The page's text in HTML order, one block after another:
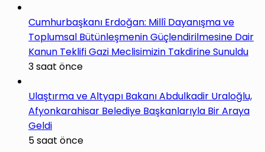
Cumhurbaşkanı Erdoğan: Millî Dayanışma ve
Toplumsal Bütünleşmenin Güçlendirilmesine Dair
Kanun Teklifi Gazi Meclisimizin Takdirine Sunuldu
3 saat önce
Ulaştırma ve Altyapı Bakanı Abdulkadir Uraloğlu,
Afyonkarahisar Belediye Başkanlarıyla Bir Araya
Geldi
5 saat önce